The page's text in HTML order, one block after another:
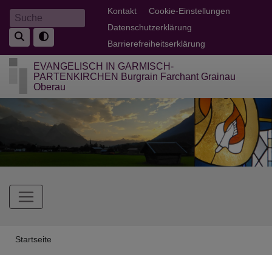
Direkt
zum
Inhalt
Suche Fußbereichsmenü
Kontakt
Cookie-Einstellungen
Datenschutzerklärung
Barrierefreiheitserklärung
EVANGELISCH IN GARMISCH-
PARTENKIRCHEN Burgrain Farchant Grainau
Oberau
Hauptnavigation
Breadcrumb
Startseite